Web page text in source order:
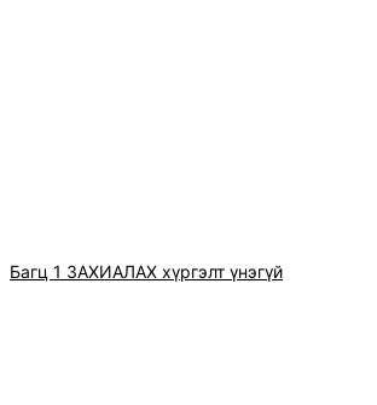
Багц 1 ЗАХИАЛАХ хүргэлт үнэгүй